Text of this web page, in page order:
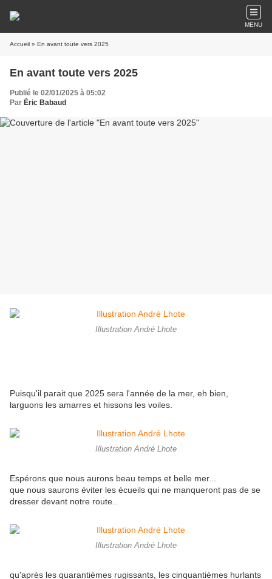
MENU
Accueil » En avant toute vers 2025
En avant toute vers 2025
Publié le 02/01/2025 à 05:02
Par Éric Babaud
Illustration André Lhote
Puisqu'il parait que 2025 sera l'année de la mer, eh bien,
larguons les amarres et hissons les voiles.
Illustration André Lhote
Espérons que nous aurons beau temps et belle mer...
que nous saurons éviter les écueils qui ne manqueront pas de se
dresser devant notre route..
Illustration André Lhote
qu'après les quarantièmes rugissants, les cinquantièmes hurlants